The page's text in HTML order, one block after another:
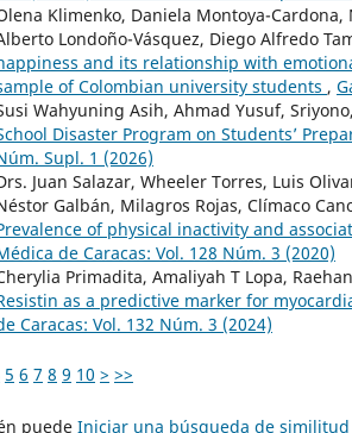
Klimenko, Daniela Montoya-
Londoño-Vásquez, Diego Alfredo
and its relationship with
of Colombian university students ,
Wahyuning Asih, Ahmad Yusuf,
Disaster Program on Students’
Supl. 1 (2026)
Juan Salazar, Wheeler Torres, Luis
Galbán, Milagros Rojas, Clímaco
of physical inactivity and
de Caracas: Vol. 128 Núm. 3 (2020)
Primadita, Amaliyah T Lopa,
as a predictive marker for
Caracas: Vol. 132 Núm. 3 (2024)
5 6 7 8 9 10 > >>
puede Iniciar una búsqueda de similitud